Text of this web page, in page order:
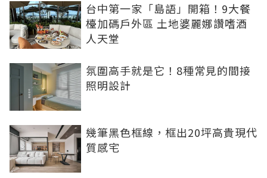
台中第一家「島語」開箱！9大餐
檯加碼戶外區 土地婆麗娜讚嗜酒
人天堂
氛圍高手就是它！8種常見的間接
照明設計
幾筆黑色框線，框出20坪高貴現代
質感宅